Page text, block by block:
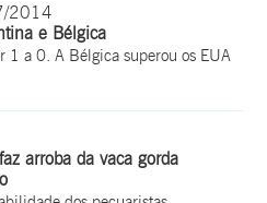
2014
e Bélgica
1 a 0. A Bélgica superou os EUA
arroba da vaca gorda